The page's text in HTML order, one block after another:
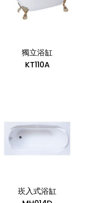
獨立浴缸
KT110A
崁入式浴缸